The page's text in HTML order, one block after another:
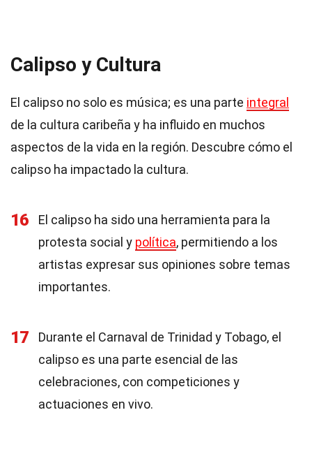
Calipso y Cultura
El calipso no solo es música; es una parte integral
de la cultura caribeña y ha influido en muchos
aspectos de la vida en la región. Descubre cómo el
calipso ha impactado la cultura.
16
El calipso ha sido una herramienta para la
protesta social y política, permitiendo a los
artistas expresar sus opiniones sobre temas
importantes.
17
Durante el Carnaval de Trinidad y Tobago, el
calipso es una parte esencial de las
celebraciones, con competiciones y
actuaciones en vivo.